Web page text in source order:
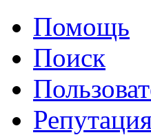
Помощь
Поиск